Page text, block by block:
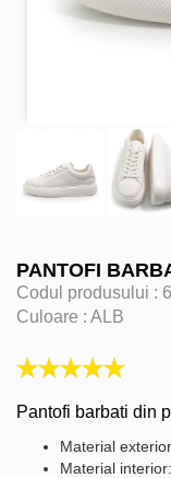
PANTOFI
Codul produsului :
Culoare : ALB
Pantofi barbati din
Material
Material